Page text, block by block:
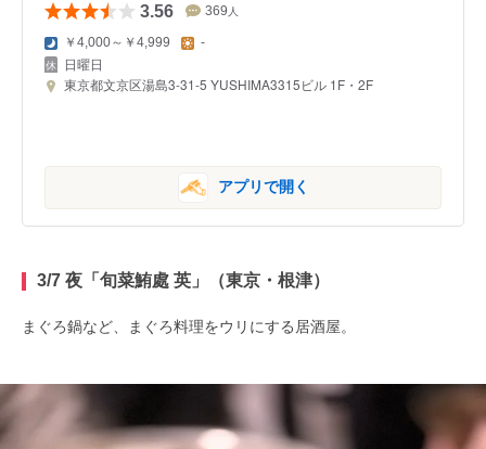
3.56 369 人
￥4,000～￥4,999 -
日曜日
東京都文京区湯島3-31-5 YUSHIMA3315ビル 1F・2F
アプリで開く
3/7 夜「旬菜鮪處 英」（東京・根津）
まぐろ鍋など、まぐろ料理をウリにする居酒屋。